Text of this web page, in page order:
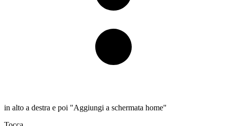
in alto a destra e poi "Aggiungi a schermata home"